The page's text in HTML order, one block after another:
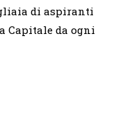
di aspiranti
Capitale da ogni